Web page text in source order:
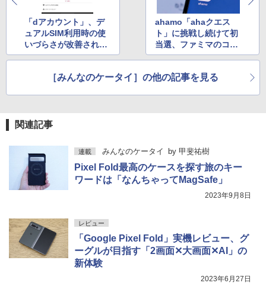
「dアカウント」、デ
ュアルSIM利用時の使
いづらさが改善され
た？
ahamo「ahaクエス
ト」に挑戦し続けて初
当選、ファミマのコー
ヒー引換券をゲット
［みんなのケータイ］の他の記事を見る
関連記事
連載 みんなのケータイ by 甲斐祐樹
Pixel Fold最高のケースを探す旅のキー
ワードは「なんちゃってMagSafe」
2023年9月8日
レビュー
「Google Pixel Fold」実機レビュー、グ
ーグルが目指す「2画面✕大画面✕AI」の
新体験
2023年6月27日